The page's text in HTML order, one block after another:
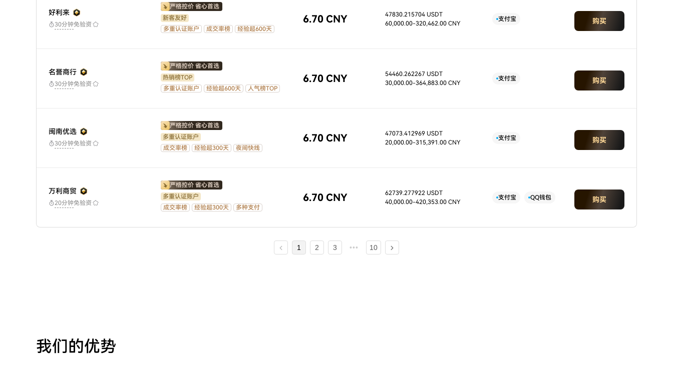
好利来
30分钟免验资
严格控价 省心首选
新客友好
多重认证账户
成交率榜 经验超600天
6.70 CNY
47830.215704 USDT
60,000.00-320,462.00 CNY
支付宝 购买
名誉商行
30分钟免验资
严格控价 省心首选
热销榜TOP
多重认证账户
经验超600天 人气榜TOP
6.70 CNY
54460.262267 USDT
30,000.00-364,883.00 CNY
支付宝 购买
闽南优选
30分钟免验资
严格控价 省心首选
多重认证账户
成交率榜
经验超300天 夜间快线
6.70 CNY
47073.412969 USDT
20,000.00-315,391.00 CNY
支付宝 购买
万利商贸
20分钟免验资
严格控价 省心首选
多重认证账户
成交率榜
经验超300天 多种支付
6.70 CNY
62739.277922 USDT
40,000.00-420,353.00 CNY
支付宝 QQ钱包 购买
1 2 3 10
我们的优势